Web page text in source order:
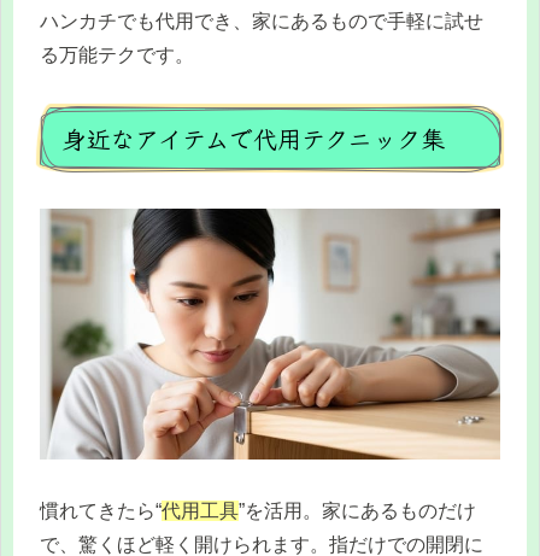
ハンカチでも代用でき、家にあるもので手軽に試せ
る万能テクです。
身近なアイテムで代用テクニック集
慣れてきたら“代用工具”を活用。家にあるものだけ
で、驚くほど軽く開けられます。指だけでの開閉に